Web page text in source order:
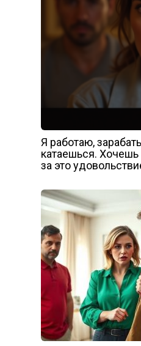
Я работаю,
катаешься. Хочешь
за это